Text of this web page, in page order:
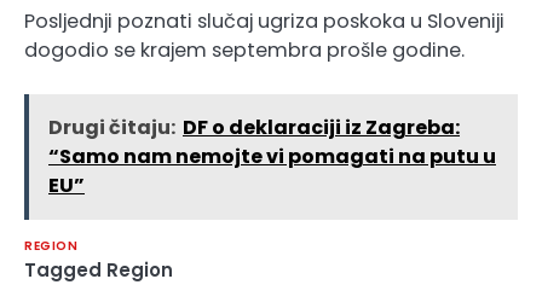
Posljednji poznati slučaj ugriza poskoka u Sloveniji
dogodio se krajem septembra prošle godine.
Drugi čitaju: DF o deklaraciji iz Zagreba:
“Samo nam nemojte vi pomagati na putu u
EU”
REGION
Tagged Region